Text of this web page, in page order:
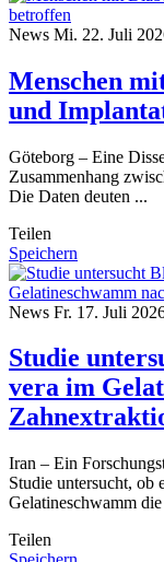
News Mi. 22. Juli
Menschen
und
Göteborg – Eine
Zusammenhang
Die Daten deuten ...
Teilen
Speichern
News Fr. 17. Juli
Studie
vera im
Iran – Ein
Studie untersucht, ob
Gelatineschwamm
Teilen